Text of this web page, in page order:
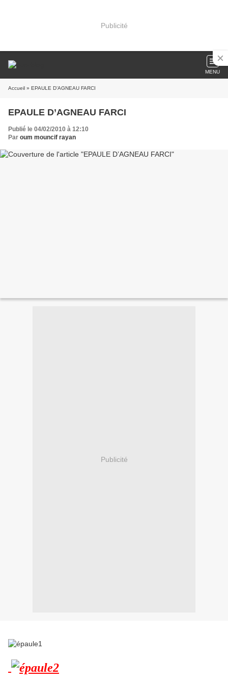
Publicité
MENU
Accueil » EPAULE D’AGNEAU FARCI
EPAULE D’AGNEAU FARCI
Publié le 04/02/2010 à 12:10
Par oum mouncif rayan
Publicité